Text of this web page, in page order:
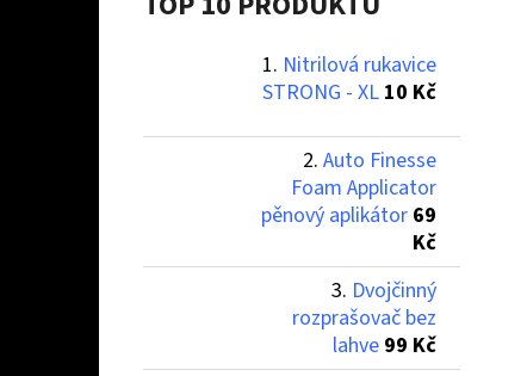
Nitrilová rukavice
STRONG - XL 10 Kč
Auto Finesse
Foam Applicator
pěnový aplikátor 69
Kč
Dvojčinný
rozprašovač bez
lahve 99 Kč
NITRILOVÁ RUKAVICE STRONG - XL